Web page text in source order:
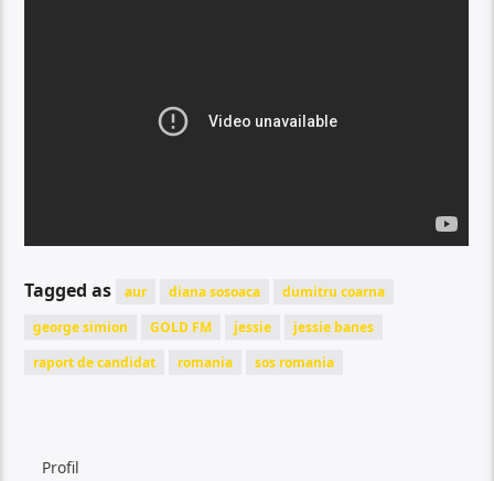
Tagged as aur diana sosoaca
dumitru coarna
george simion
GOLD FM jessie
jessie banes
raport de candidat
romania sos romania
Profil